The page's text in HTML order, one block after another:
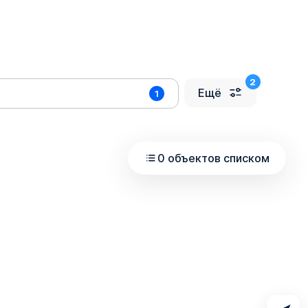
1 Ещё
0 объектов списком